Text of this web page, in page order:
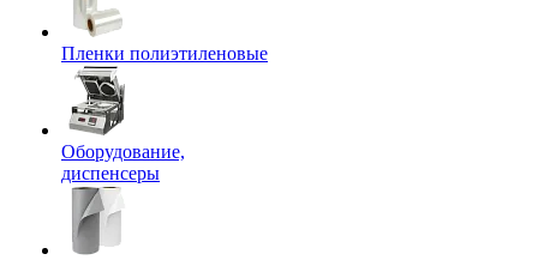
Пленки полиэтиленовые
Оборудование,
диспенсеры